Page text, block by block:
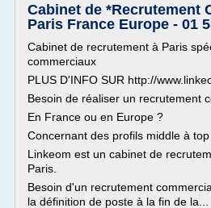
Cabinet de *Recrutement
Paris France Europe - 01
Cabinet de recrutement à Paris
commerciaux
PLUS D'INFO SUR http://
Besoin de réaliser un recrutement
En France ou en Europe ?
Concernant des profils middle à
Linkeom est un cabinet de
Paris.
Besoin d'un recrutement
la définition de poste à la fin de la...